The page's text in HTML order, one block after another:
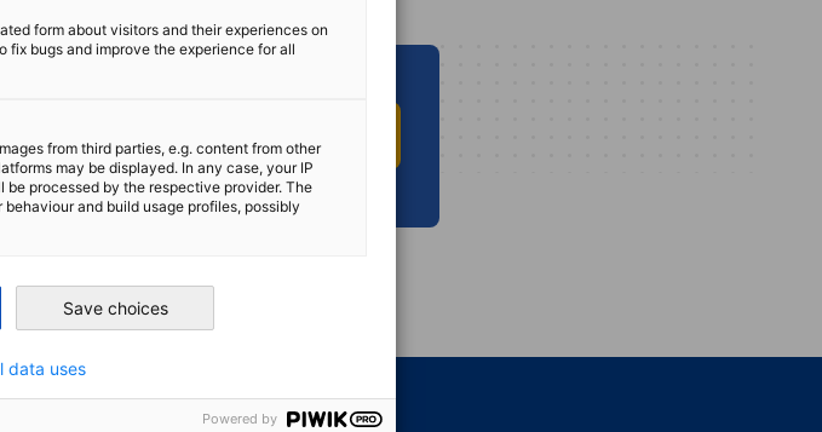
Neuigkeiten,
Germany Trade & Invest
form about visitors and their experiences on
fix bugs and improve the experience for all
from third parties, e.g. content from other
may be displayed. In any case, your IP
be processed by the respective provider. The
and build usage profiles, possibly
Save choices
data uses
Powered by